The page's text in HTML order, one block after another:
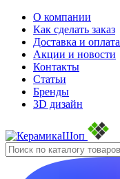
О компании
Как сделать заказ
Доставка и оплата
Акции и новости
Контакты
Статьи
Бренды
3D дизайн